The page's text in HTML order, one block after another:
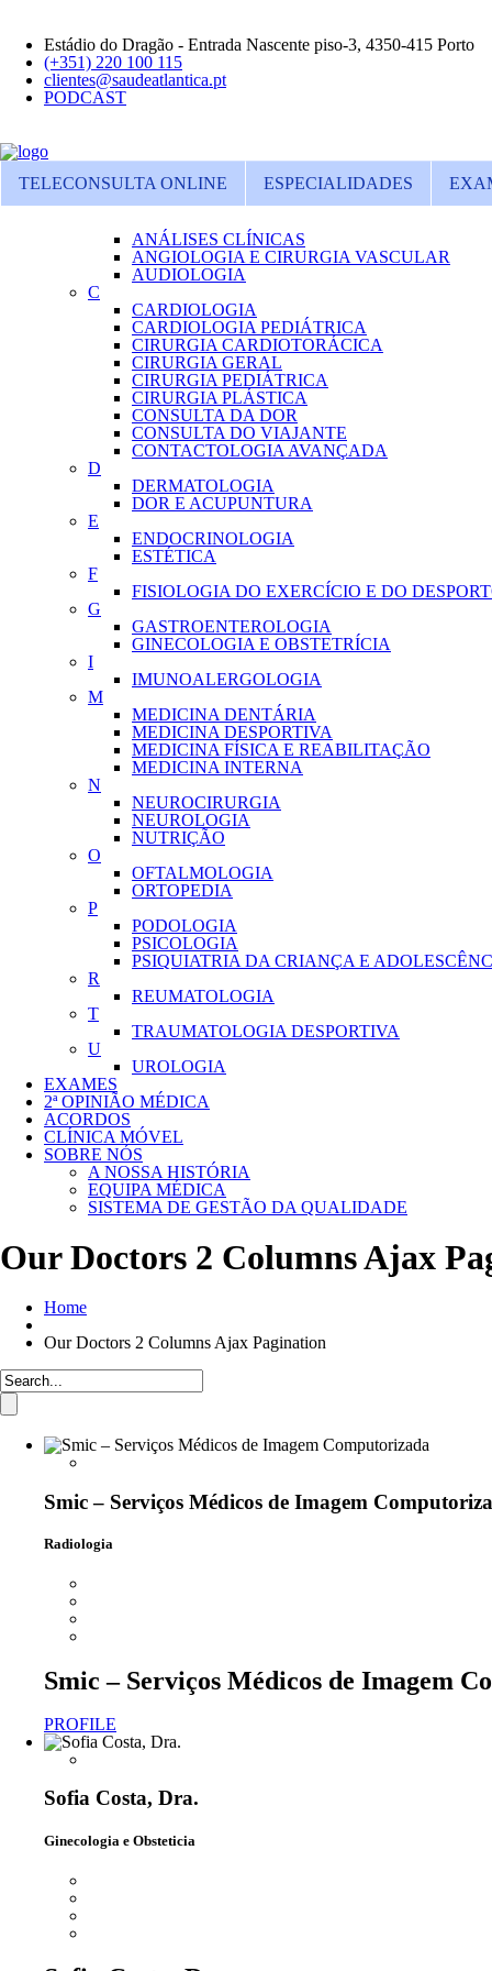
Estádio do Dragão - Entrada Nascente piso-3, 4350-415 Porto
(+351) 220 100 115
clientes@saudeatlantica.pt
PODCAST
TELECONSULTA ONLINE ESPECIALIDADES
ANÁLISES CLÍNICAS
ANGIOLOGIA E CIRURGIA VASCULAR
AUDIOLOGIA
C
CARDIOLOGIA
CARDIOLOGIA PEDIÁTRICA
CIRURGIA CARDIOTORÁCICA
CIRURGIA GERAL
CIRURGIA PEDIÁTRICA
CIRURGIA PLÁSTICA
CONSULTA DA DOR
CONSULTA DO VIAJANTE
CONTACTOLOGIA AVANÇADA
D
DERMATOLOGIA
DOR E ACUPUNTURA
E
ENDOCRINOLOGIA
ESTÉTICA
F
FISIOLOGIA DO EXERCÍCIO E DO
G
GASTROENTEROLOGIA
GINECOLOGIA E OBSTETRÍCIA
I
IMUNOALERGOLOGIA
M
MEDICINA DENTÁRIA
MEDICINA DESPORTIVA
MEDICINA FÍSICA E REABILITAÇÃO
MEDICINA INTERNA
N
NEUROCIRURGIA
NEUROLOGIA
NUTRIÇÃO
O
OFTALMOLOGIA
ORTOPEDIA
P
PODOLOGIA
PSICOLOGIA
PSIQUIATRIA DA CRIANÇA E
R
REUMATOLOGIA
T
TRAUMATOLOGIA DESPORTIVA
U
UROLOGIA
EXAMES
2ª OPINIÃO MÉDICA
ACORDOS
CLÍNICA MÓVEL
SOBRE NÓS
A NOSSA HISTÓRIA
EQUIPA MÉDICA
SISTEMA DE GESTÃO DA QUALIDADE
Our Doctors 2 Columns Ajax
Home
Our Doctors 2 Columns Ajax Pagination
Smic – Serviços Médicos de Imagem
Radiologia
Smic – Serviços Médicos de Imagem
PROFILE
Sofia Costa, Dra.
Ginecologia e Obsteticia